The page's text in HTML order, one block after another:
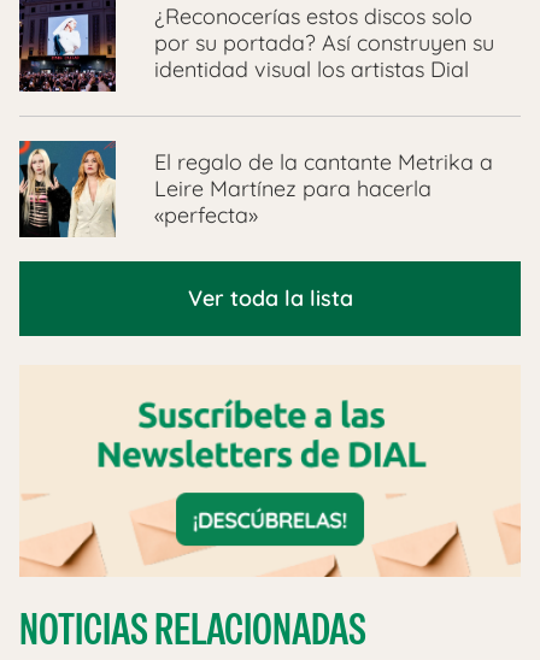
¿Reconocerías estos discos solo
por su portada? Así construyen su
identidad visual los artistas Dial
El regalo de la cantante Metrika a
Leire Martínez para hacerla
«perfecta»
Ver toda la lista
NOTICIAS RELACIONADAS